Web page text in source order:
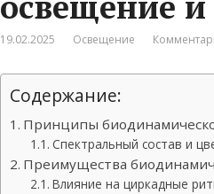
19.02.2025 Освещение
Содержание:
Принципы
Спектральный состав и
Преимущества
Влияние на циркадные